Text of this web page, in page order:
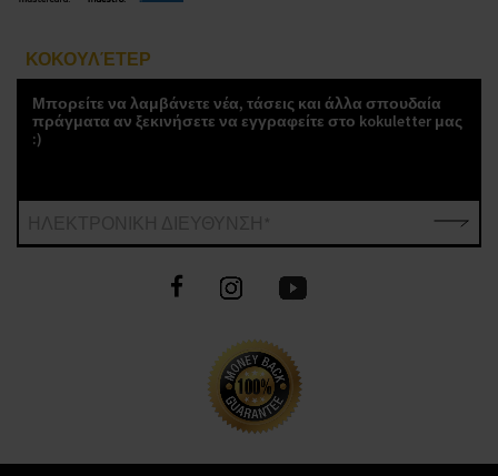
ΚΟΚΟΥΛΈΤΕΡ
Μπορείτε να λαμβάνετε νέα, τάσεις και άλλα σπουδαία
πράγματα αν ξεκινήσετε να εγγραφείτε στο kokuletter μας
:)